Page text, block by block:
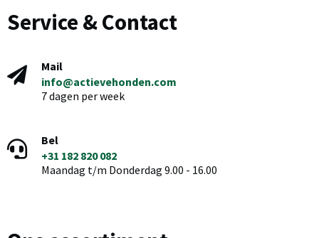
Service & Contact
Mail
info@actievehonden.com
7 dagen per week
Bel
+31 182 820 082
Maandag t/m Donderdag 9.00 - 16.00